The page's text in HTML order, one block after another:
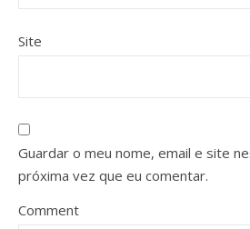
Site
Guardar o meu nome, email e site
próxima vez que eu comentar.
Comment